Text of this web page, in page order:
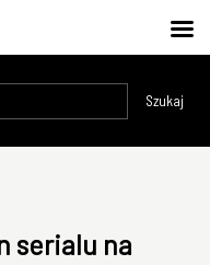
Szukaj
serialu na